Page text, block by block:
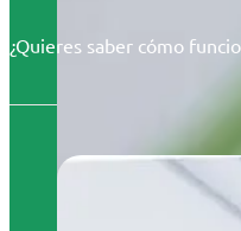
¿Quieres saber cómo